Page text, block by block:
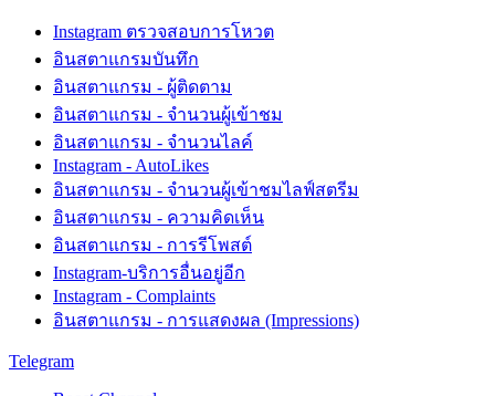
Instagram ตรวจสอบการโหวต
อินสตาแกรมบันทึก
อินสตาแกรม - ผู้ติดตาม
อินสตาแกรม - จำนวนผู้เข้าชม
อินสตาแกรม - จำนวนไลค์
Instagram - AutoLikes
อินสตาแกรม - จำนวนผู้เข้าชมไลฟ์สตรีม
อินสตาแกรม - ความคิดเห็น
อินสตาแกรม - การรีโพสต์
Instagram-บริการอื่นอยู่อีก
Instagram - Complaints
อินสตาแกรม - การแสดงผล (Impressions)
Telegram